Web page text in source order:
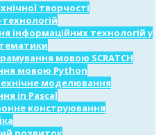
творчості
інформаційних технологій у
мовою SCRATCH
мовою Python
моделювання
in Pascal
конструювання